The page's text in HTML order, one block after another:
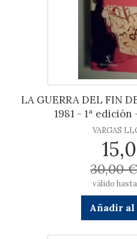
LA GUERRA DEL FIN
1981 - 1ª
VARGAS
30,00 €
válido
Añadir